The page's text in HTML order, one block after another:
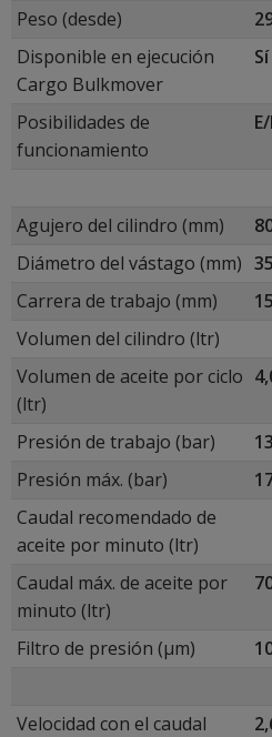
Peso (desde)
Disponible en ejecución
Cargo Bulkmover
Sí
Posibilidades de
funcionamiento
Agujero del cilindro (mm)
Diámetro del vástago (mm) 35
Carrera de trabajo (mm)
Volumen del cilindro (ltr)
Volumen de aceite por ciclo
(ltr)
Presión de trabajo (bar)
Presión máx. (bar)
Caudal recomendado de
aceite por minuto (ltr)
Caudal máx. de aceite por
minuto (ltr)
Filtro de presión (μm)
Velocidad con el caudal